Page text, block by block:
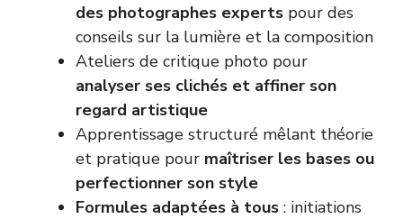
des photographes experts pour des
conseils sur la lumière et la composition
Ateliers de critique photo pour
analyser ses clichés et affiner son
regard artistique
Apprentissage structuré mêlant théorie
et pratique pour maîtriser les bases ou
perfectionner son style
Formules adaptées à tous : initiations